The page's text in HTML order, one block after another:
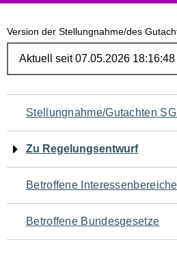
Version der Stellungnahme/des
Navigation
für
den
Seiteninhalt
Stellungnahme/Gutachten
Zu Regelungsentwurf
Betroffene Interessenbereiche
Betroffene Bundesgesetze